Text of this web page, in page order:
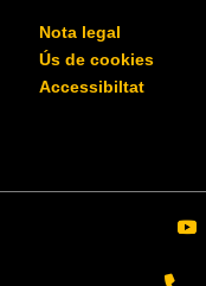
Nota legal
Ús de cookies
Accessibiltat